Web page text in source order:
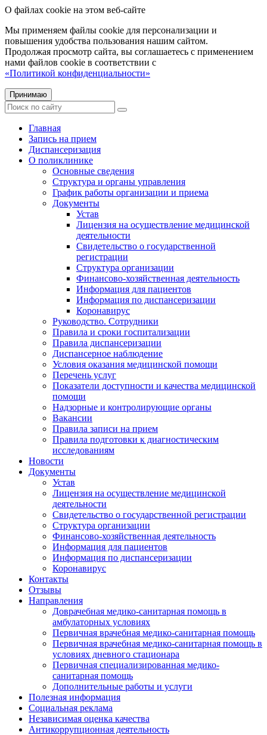
О файлах cookie на этом веб-сайте
Мы применяем файлы cookie для персонализации и
повышения удобства пользования нашим сайтом.
Продолжая просмотр сайта, вы соглашаетесь с применением
нами файлов cookie в соответствии с
«Политикой конфиденциальности»
Принимаю
Главная
Запись на прием
Диспансеризация
О поликлинике
Основные сведения
Структура и органы управления
График работы организации и приема
Документы
Устав
Лицензия на осуществление медицинской
деятельности
Свидетельство о государственной
регистрации
Структура организации
Финансово-хозяйственная деятельность
Информация для пациентов
Информация по диспансеризации
Коронавирус
Руководство. Сотрудники
Правила и сроки госпитализации
Правила диспансеризации
Диспансерное наблюдение
Условия оказания медицинской помощи
Перечень услуг
Показатели доступности и качества медицинской
помощи
Надзорные и контролирующие органы
Вакансии
Правила записи на прием
Правила подготовки к диагностическим
исследованиям
Новости
Документы
Устав
Лицензия на осуществление медицинской
деятельности
Свидетельство о государственной регистрации
Структура организации
Финансово-хозяйственная деятельность
Информация для пациентов
Информация по диспансеризации
Коронавирус
Контакты
Отзывы
Направления
Доврачебная медико-санитарная помощь в
амбулаторных условиях
Первичная врачебная медико-санитарная помощь
Первичная врачебная медико-санитарная помощь в
условиях дневного стационара
Первичная специализированная медико-
санитарная помощь
Дополнительные работы и услуги
Полезная информация
Социальная реклама
Независимая оценка качества
Антикоррупционная деятельность